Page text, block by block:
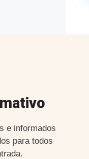
e informados
para todos